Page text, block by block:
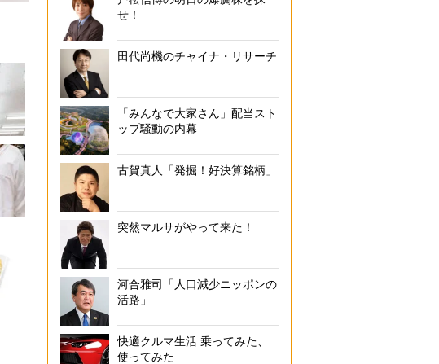
「『さいち』の味を引き継いでいきます」（代表取締役の佐藤
せ！
田代尚機のチャイナ・リサーチ
「みんなで大家さん」配当スト
ップ騒動の内幕
古賀真人「発掘！好決算銘柄」
突然マルサがやって来た！
河合雅司「人口減少ニッポンの
活路」
快適クルマ生活 乗ってみた、
使ってみた